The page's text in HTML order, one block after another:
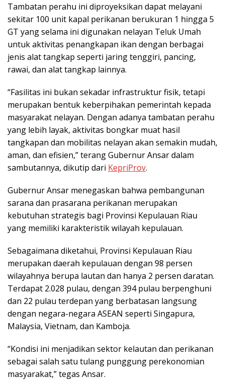
Tambatan perahu ini diproyeksikan dapat melayani
sekitar 100 unit kapal perikanan berukuran 1 hingga 5
GT yang selama ini digunakan nelayan Teluk Umah
untuk aktivitas penangkapan ikan dengan berbagai
jenis alat tangkap seperti jaring tenggiri, pancing,
rawai, dan alat tangkap lainnya.
“Fasilitas ini bukan sekadar infrastruktur fisik, tetapi
merupakan bentuk keberpihakan pemerintah kepada
masyarakat nelayan. Dengan adanya tambatan perahu
yang lebih layak, aktivitas bongkar muat hasil
tangkapan dan mobilitas nelayan akan semakin mudah,
aman, dan efisien,” terang Gubernur Ansar dalam
sambutannya, dikutip dari KepriProv.
Gubernur Ansar menegaskan bahwa pembangunan
sarana dan prasarana perikanan merupakan
kebutuhan strategis bagi Provinsi Kepulauan Riau
yang memiliki karakteristik wilayah kepulauan.
Sebagaimana diketahui, Provinsi Kepulauan Riau
merupakan daerah kepulauan dengan 98 persen
wilayahnya berupa lautan dan hanya 2 persen daratan.
Terdapat 2.028 pulau, dengan 394 pulau berpenghuni
dan 22 pulau terdepan yang berbatasan langsung
dengan negara-negara ASEAN seperti Singapura,
Malaysia, Vietnam, dan Kamboja.
“Kondisi ini menjadikan sektor kelautan dan perikanan
sebagai salah satu tulang punggung perekonomian
masyarakat,” tegas Ansar.